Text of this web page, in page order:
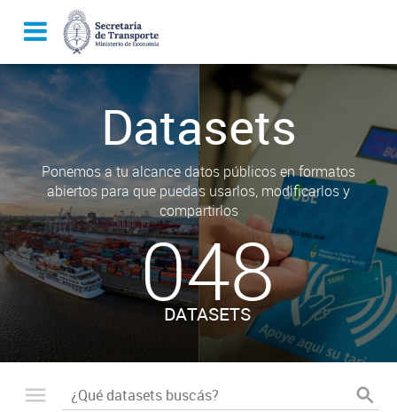
Datasets
Ponemos a tu alcance datos públicos en formatos
abiertos para que puedas usarlos, modificarlos y
compartirlos
048
DATASETS